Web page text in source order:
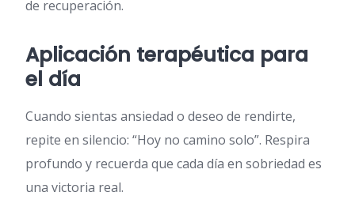
de recuperación.
Aplicación terapéutica para
el día
Cuando sientas ansiedad o deseo de rendirte,
repite en silencio: “Hoy no camino solo”. Respira
profundo y recuerda que cada día en sobriedad es
una victoria real.